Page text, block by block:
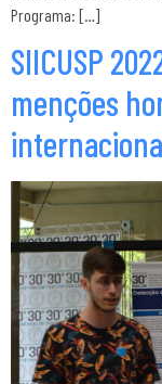
Programa: […]
SIICUSP
menções